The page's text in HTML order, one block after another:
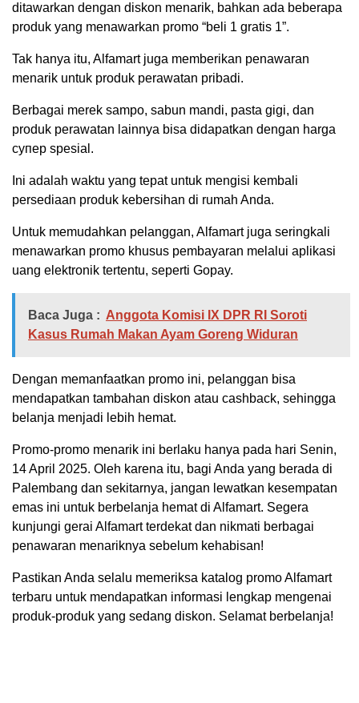
ditawarkan dengan diskon menarik, bahkan ada beberapa
produk yang menawarkan promo “beli 1 gratis 1”.
Tak hanya itu, Alfamart juga memberikan penawaran
menarik untuk produk perawatan pribadi.
Berbagai merek sampo, sabun mandi, pasta gigi, dan
produk perawatan lainnya bisa didapatkan dengan harga
супер spesial.
Ini adalah waktu yang tepat untuk mengisi kembali
persediaan produk kebersihan di rumah Anda.
Untuk memudahkan pelanggan, Alfamart juga seringkali
menawarkan promo khusus pembayaran melalui aplikasi
uang elektronik tertentu, seperti Gopay.
Baca Juga : Anggota Komisi IX DPR RI Soroti
Kasus Rumah Makan Ayam Goreng Widuran
Dengan memanfaatkan promo ini, pelanggan bisa
mendapatkan tambahan diskon atau cashback, sehingga
belanja menjadi lebih hemat.
Promo-promo menarik ini berlaku hanya pada hari Senin,
14 April 2025. Oleh karena itu, bagi Anda yang berada di
Palembang dan sekitarnya, jangan lewatkan kesempatan
emas ini untuk berbelanja hemat di Alfamart. Segera
kunjungi gerai Alfamart terdekat dan nikmati berbagai
penawaran menariknya sebelum kehabisan!
Pastikan Anda selalu memeriksa katalog promo Alfamart
terbaru untuk mendapatkan informasi lengkap mengenai
produk-produk yang sedang diskon. Selamat berbelanja!